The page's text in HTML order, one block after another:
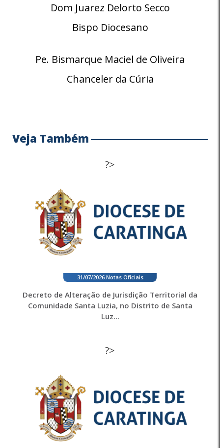
Dom Juarez Delorto Secco
Bispo Diocesano
Pe. Bismarque Maciel de Oliveira
Chanceler da Cúria
Veja Também
?>
31/07/2026. Notas Oficiais
Decreto de Alteração de Jurisdição Territorial da
Comunidade Santa Luzia, no Distrito de Santa
Luz...
?>